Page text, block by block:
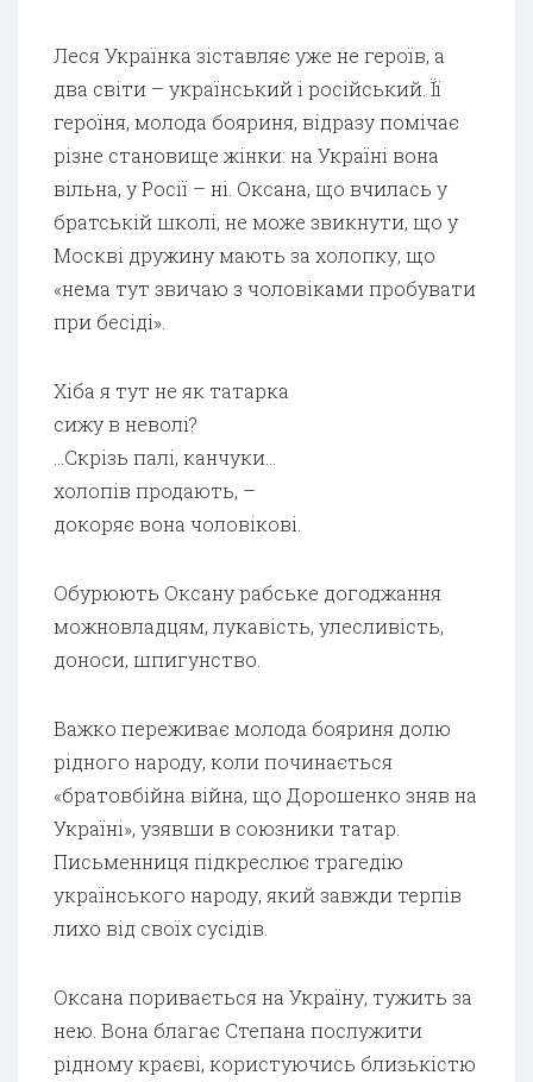
Леся Українка зіставляє уже не героїв, а
два світи – український і російський. Її
героїня, молода бояриня, відразу помічає
різне становище жінки: на Україні вона
вільна, у Росії – ні. Оксана, що вчилась у
братській школі, не може звикнути, що у
Москві дружину мають за холопку, що
«нема тут звичаю з чоловіками пробувати
при бесіді».
Хіба я тут не як татарка
сижу в неволі?
…Скрізь палі, канчуки…
холопів продають, –
докоряє вона чоловікові.
Обурюють Оксану рабське догоджання
можновладцям, лукавість, улесливість,
доноси, шпигунство.
Важко переживає молода бояриня долю
рідного народу, коли починається
«братовбійна війна, що Дорошенко зняв на
Україні», узявши в союзники татар.
Письменниця підкреслює трагедію
українського народу, який завжди терпів
лихо від своїх сусідів.
Оксана поривається на Україну, тужить за
нею. Вона благає Степана послужити
рідному краєві, користуючись близькістю